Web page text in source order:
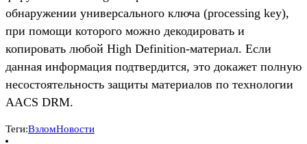
обнаружении универсального ключа (processing key),
при помощи которого можно декодировать и
копировать любой High Definition-материал. Если
данная информация подтвердится, это докажет полную
несостоятельность защиты материалов по технологии
AACS DRM.
Теги:ВзломНовости